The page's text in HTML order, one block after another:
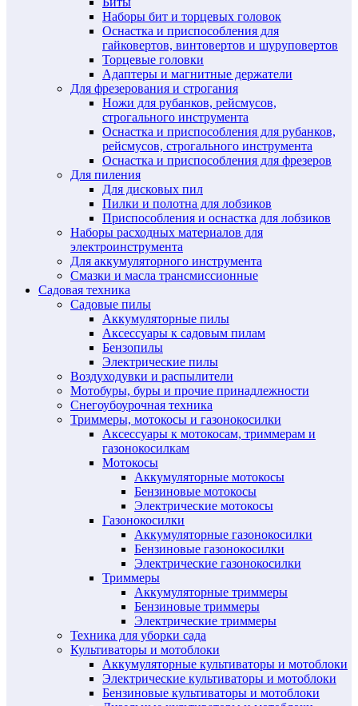
Наборы бит и торцевых головок
Оснастка и приспособления для
гайковертов, винтовертов и шуруповертов
Торцевые головки
Адаптеры и магнитные держатели
Для фрезерования и строгания
Ножи для рубанков, рейсмусов,
строгального инструмента
Оснастка и приспособления для рубанков,
рейсмусов, строгального инструмента
Оснастка и приспособления для фрезеров
Для пиления
Для дисковых пил
Пилки и полотна для лобзиков
Приспособления и оснастка для лобзиков
Наборы расходных материалов для
электроинструмента
Для аккумуляторного инструмента
Смазки и масла трансмиссионные
Садовая техника
Садовые пилы
Аккумуляторные пилы
Аксессуары к садовым пилам
Бензопилы
Электрические пилы
Воздуходувки и распылители
Мотобуры, буры и прочие принадлежности
Снегоубоурочная техника
Триммеры, мотокосы и газонокосилки
Аксессуары к мотокосам, триммерам и
газонокосилкам
Мотокосы
Аккумуляторные мотокосы
Бензиновые мотокосы
Электрические мотокосы
Газонокосилки
Аккумуляторные газонокосилки
Бензиновые газонокосилки
Электрические газонокосилки
Триммеры
Аккумуляторные триммеры
Бензиновые триммеры
Электрические триммеры
Техника для уборки сада
Культиваторы и мотоблоки
Аккумуляторные культиваторы и мотоблоки
Электрические культиваторы и мотоблоки
Бензиновые культиваторы и мотоблоки